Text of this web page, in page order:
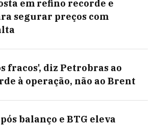
em refino recorde e
segurar preços com
fracos', diz Petrobras ao
à operação, não ao Brent
balanço e BTG eleva